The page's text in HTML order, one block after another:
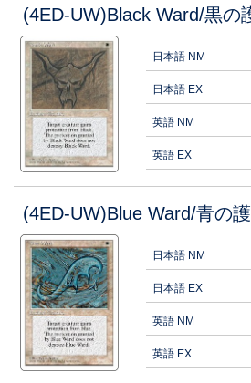
(4ED-UW)Black Ward/黒の
日本語 NM
日本語 EX
英語 NM
英語 EX
(4ED-UW)Blue Ward/青の
日本語 NM
日本語 EX
英語 NM
英語 EX